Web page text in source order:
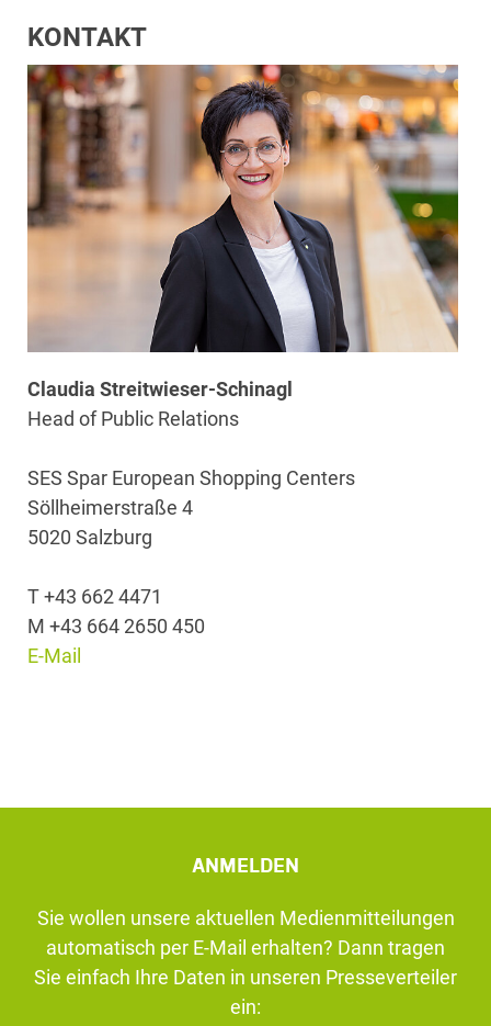
KONTAKT
Claudia Streitwieser-Schinagl
Head of Public Relations
SES Spar European Shopping Centers
Söllheimerstraße 4
5020 Salzburg
T +43 662 4471
M +43 664 2650 450
E-Mail
ANMELDEN
Sie wollen unsere aktuellen Medienmitteilungen
automatisch per E-Mail erhalten? Dann tragen
Sie einfach Ihre Daten in unseren Presseverteiler
ein: